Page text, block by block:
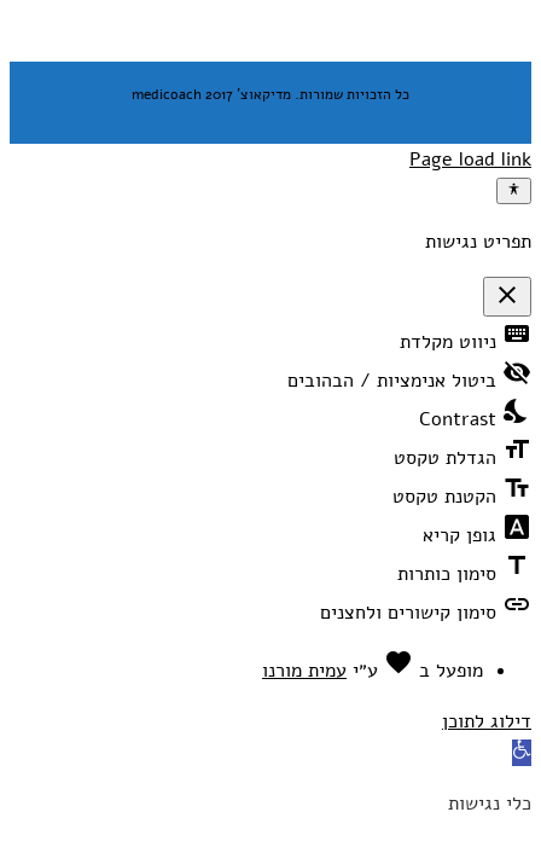
כל הזכויות שמורות. מדיקאוצ' medicoach 2017
Page load link
תפריט נגישות
close
פתיחה
וסגירה
של
תפריט
keyboard ניווט מקלדת
visibility_off ביטול אנימציות / הבהובים
nights_stay
Contrast
format_size הגדלת טקסט
text_fields הקטנת טקסט
font_download גופן קריא
title סימון כותרות
link סימון קישורים ולחצנים
מופעל ב favorite אהבה
ע״י עמית מורנו
דילוג לתוכן
פתח
נגישות
כלי נגישות